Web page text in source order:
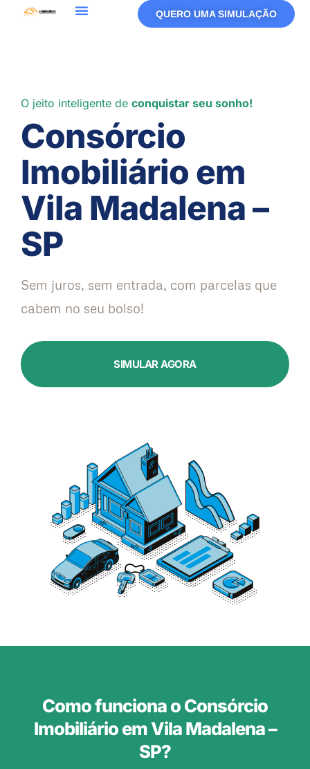
QUERO UMA SIMULAÇÃO
O jeito inteligente de conquistar seu sonho!
Consórcio
Imobiliário em
Vila Madalena –
SP
Sem juros, sem entrada, com parcelas que
cabem no seu bolso!
SIMULAR AGORA
Como funciona o Consórcio
Imobiliário em Vila Madalena –
SP?